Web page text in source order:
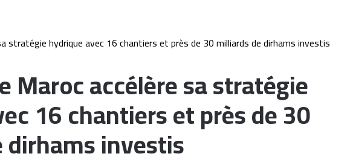
stratégie hydrique avec 16 chantiers et près de 30 milliards de dirhams investis
Maroc accélère sa stratégie
16 chantiers et près de 30
investis